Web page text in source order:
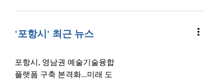
'포항시' 최근 뉴스 more_vert
포항시, 영남권 예술기술융합
플랫폼 구축 본격화...미래 도